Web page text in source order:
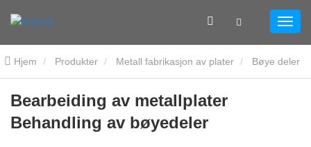
Hjem Produkter Metall fabrikasjon av plater Bøye deler
Bearbeiding av metallplater Behandling av bøyedeler
Bearbeiding av metallplater
Behandling av bøyedeler